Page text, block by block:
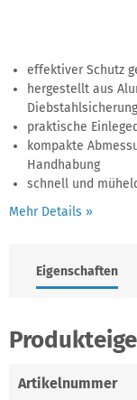
effektiver Schutz
hergestellt aus
Diebstahlsicherung
praktische
kompakte
Handhabung
schnell und
Mehr Details »
Eigenschaften
Artikelnummer